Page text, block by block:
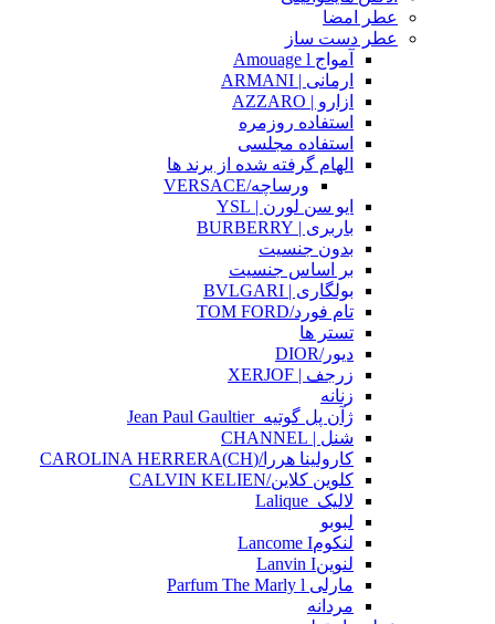
عطر امضا
عطر دست ساز
آمواج Amouage l
ارمانی | ARMANI
ازارو | AZZARO
استفاده روزمره
استفاده مجلسی
الهام گرفته شده از برند ها
ورساچه/VERSACE
ایو سن لورن | YSL
باربری | BURBERRY
بدون جنسیت
بر اساس جنسیت
بولگاری | BVLGARI
تام فورد/TOM FORD
تستر ها
دیور/DIOR
زرجف | XERJOF
زنانه
ژآن پل گوتیه_Jean Paul Gaultier
شنل | CHANNEL
کارولینا هررا/(CH)CAROLINA HERRERA
کلوین کلاین/CALVIN KELIEN
لالیک_Lalique
لبوبو
لنکومLancome I
لنوینLanvin I
مارلی Parfum The Marly l
مردانه